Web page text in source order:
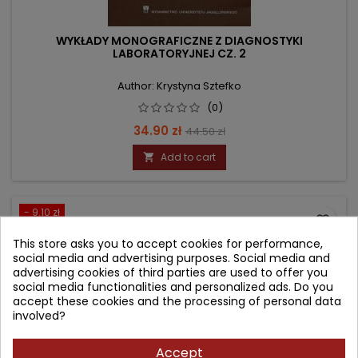
WYKŁADY MONOGRAFICZNE Z DIAGNOSTYKI
LABORATORYJNEJ CZ. 2
Author: Krystyna Sztefko
(0)
Price
34.90 zł Regular
price
44.50 zł
 Add to cart
- 9.10 zł
favorite_border
This store asks you to accept cookies for performance,
social media and advertising purposes. Social media and
advertising cookies of third parties are used to offer you
social media functionalities and personalized ads. Do you
accept these cookies and the processing of personal data
involved?
Accept